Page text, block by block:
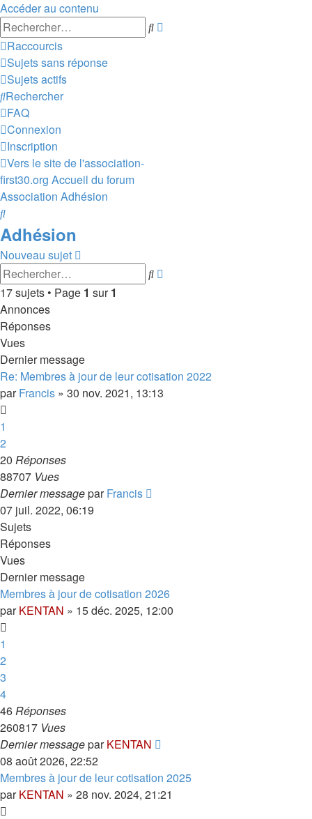
Accéder au contenu
Rechercher
Raccourcis
Sujets sans réponse
Sujets actifs
Rechercher
FAQ
Connexion
Inscription
Vers le site de l'association-
first30.org Accueil du forum
Association Adhésion
Rechercher
Adhésion
Nouveau sujet
Rechercher
17 sujets • Page 1 sur1
Annonces
Réponses
Vues
Dernier message
Re: Membres à jour de leur cotisation 2022
parFrancis » 30 nov. 2021, 13:13
1
2
20 Réponses
88707 Vues
Dernier messageparFrancis
07 juil. 2022, 06:19
Sujets
Réponses
Vues
Dernier message
Membres à jour de cotisation 2026
parKENTAN » 15 déc. 2025, 12:00
1
2
3
4
46Réponses
260817 Vues
Dernier messageparKENTAN
08 août 2026, 22:52
Membres à jour de leur cotisation 2025
parKENTAN » 28 nov. 2024, 21:21